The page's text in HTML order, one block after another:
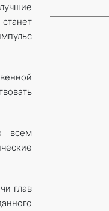
всем
глав